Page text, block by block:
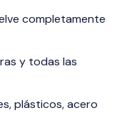
completamente
y todas las
plásticos, acero